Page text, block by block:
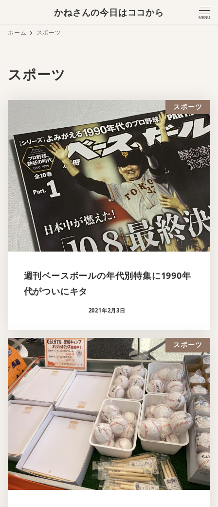
かねさんの今日はココから
MENU
ホーム スポーツ
スポーツ
スポーツ
週刊ベースボールの年代別特集に1990年
代がついにキタ
2021年2月3日
スポーツ